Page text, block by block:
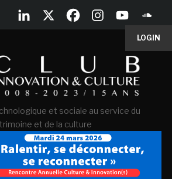
LOGIN
et sociale au service du
et de la culture